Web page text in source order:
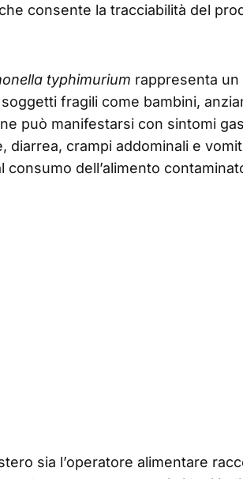
consente la tracciabilità del
typhimurium rappresenta
fragili come bambini,
può manifestarsi con sintomi
diarrea, crampi addominali e
dell’alimento
sia l’operatore alimentare